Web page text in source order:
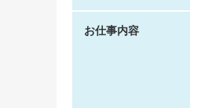
お仕事内容